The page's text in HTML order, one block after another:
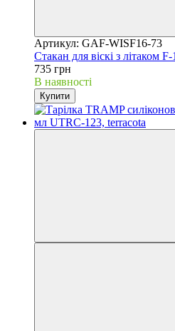
Артикул: GAF-WISF16-73
Стакан для віскі з літаком F-
735 грн
В наявності
Купити